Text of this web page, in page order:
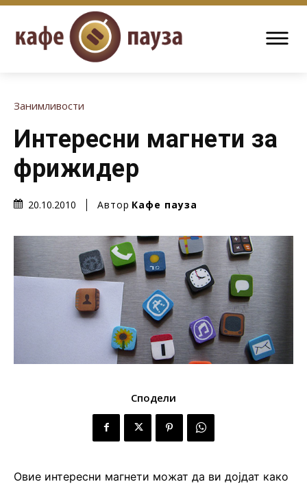
Занимливости
Интересни магнети за
фрижидер
20.10.2010 Автор Кафе пауза
Сподели
Овие интересни магнети можат да ви дојдат како